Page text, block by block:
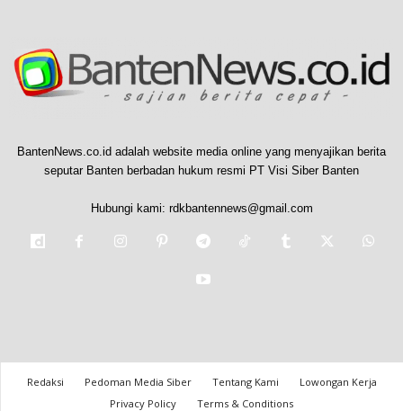
BantenNews.co.id adalah website media online yang menyajikan berita
seputar Banten berbadan hukum resmi PT Visi Siber Banten
Hubungi kami: rdkbantennews@gmail.com
Redaksi Pedoman Media Siber Tentang Kami
Lowongan Kerja
Privacy Policy
Terms & Conditions